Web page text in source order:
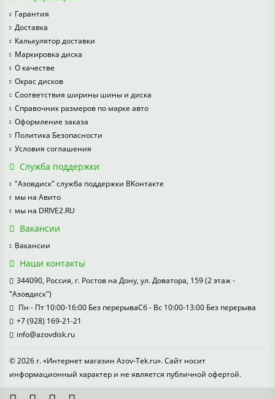
Гарантия
Доставка
Калькулятор доставки
Маркировка диска
О качестве
Окрас дисков
Соответствия ширины шины и диска
Справочник размеров по марке авто
Оформление заказа
Политика Безопасности
Условия соглашения
Служба поддержки
"Азовдиск" служба поддержки ВКонтакте
мы на Авито
мы на DRIVE2.RU
Вакансии
Вакансии
Наши контакты
344090, Россия, г. Ростов на Дону, ул. Доватора, 159 (2 этаж -
"Азовдиск")
Пн - Пт 10:00-16:00 Без перерываСб - Вс 10:00-13:00 Без перерыва
+7 (928) 169-21-21
info@azovdisk.ru
© 2026 г. «Интернет магазин Azov-Tek.ru». Сайт носит
информационный характер и не является публичной офертой.